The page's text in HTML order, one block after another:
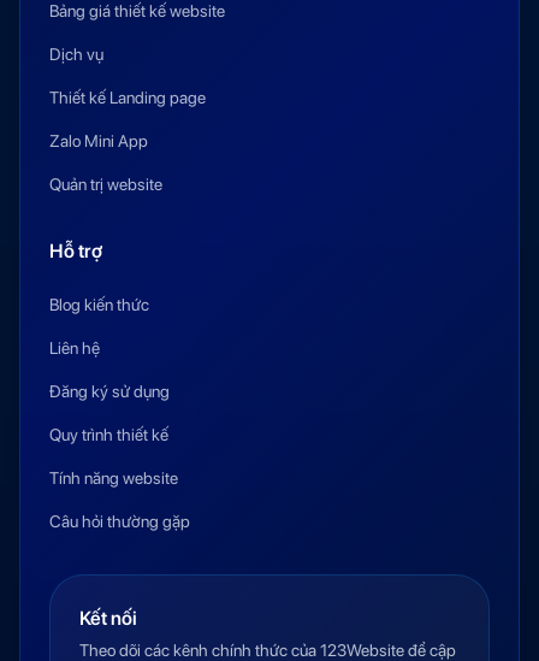
Bảng giá thiết kế website
Dịch vụ
Thiết kế Landing page
Zalo Mini App
Quản trị website
Hỗ trợ
Blog kiến thức
Liên hệ
Đăng ký sử dụng
Quy trình thiết kế
Tính năng website
Câu hỏi thường gặp
Kết nối
Theo dõi các kênh chính thức của 123Website để cập